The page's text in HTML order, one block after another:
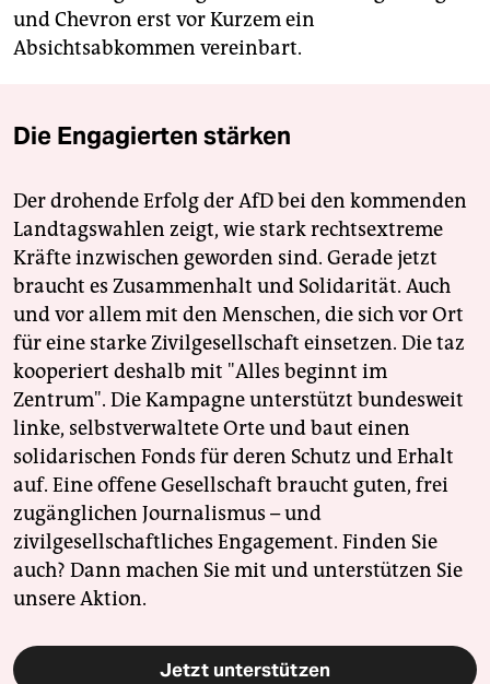
und Chevron erst vor Kurzem ein
Absichtsabkommen vereinbart.
Die Engagierten stärken
Der drohende Erfolg der AfD bei den kommenden
Landtagswahlen zeigt, wie stark rechtsextreme
Kräfte inzwischen geworden sind. Gerade jetzt
braucht es Zusammenhalt und Solidarität. Auch
und vor allem mit den Menschen, die sich vor Ort
für eine starke Zivilgesellschaft einsetzen. Die taz
kooperiert deshalb mit "Alles beginnt im
Zentrum". Die Kampagne unterstützt bundesweit
linke, selbstverwaltete Orte und baut einen
solidarischen Fonds für deren Schutz und Erhalt
auf. Eine offene Gesellschaft braucht guten, frei
zugänglichen Journalismus – und
zivilgesellschaftliches Engagement. Finden Sie
auch? Dann machen Sie mit und unterstützen Sie
unsere Aktion.
Jetzt unterstützen